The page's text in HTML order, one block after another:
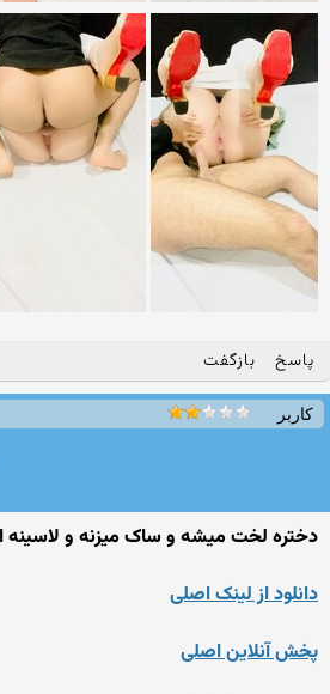
پاسخ بازگفت
کاربر
دختره لخت میشه و ساک میزنه و
دانلود از لینک اصلی
پخش آنلاین اصلی